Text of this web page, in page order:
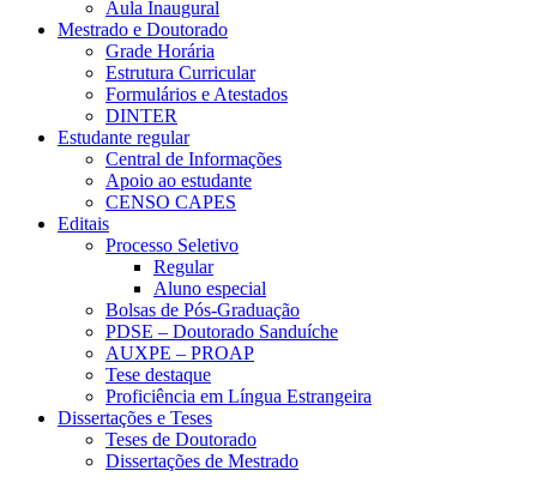
Aula Inaugural
Mestrado e Doutorado
Grade Horária
Estrutura Curricular
Formulários e Atestados
DINTER
Estudante regular
Central de Informações
Apoio ao estudante
CENSO CAPES
Editais
Processo Seletivo
Regular
Aluno especial
Bolsas de Pós-Graduação
PDSE – Doutorado Sanduíche
AUXPE – PROAP
Tese destaque
Proficiência em Língua Estrangeira
Dissertações e Teses
Teses de Doutorado
Dissertações de Mestrado